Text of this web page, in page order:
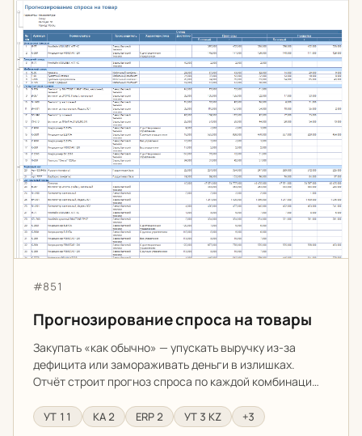
Прогнозирование спроса на товары
Артикул:
#851
Прогнозирование спроса на товары
Закупать «как обычно» — упускать выручку из-за
дефицита или замораживать деньги в излишках.
Отчёт строит прогноз спроса по каждой комбинаци…
УТ 11 КА 2 ERP 2 УТ 3 KZ +3